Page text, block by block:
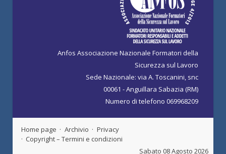
Anfos Associazione Nazionale Formatori della
Sicurezza sul Lavoro
Sede Nazionale: via A. Toscanini, snc
00061 - Anguillara Sabazia (RM)
Numero di telefono 069968209
Home page Archivio
Privacy
Copyright – Termini e condizioni
Sabato 08 Agosto 2026